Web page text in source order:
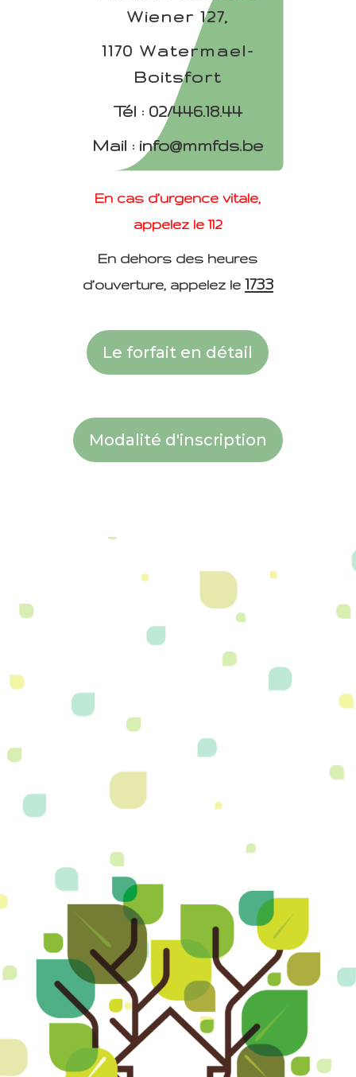
Wiener 127,
1170 Watermael-
Boitsfort
Tél : 02/446.18.44
Mail : info@mmfds.be
En cas d’urgence vitale,
appelez le 112
En dehors des heures
d’ouverture, appelez le 1733
Le forfait en détail
Modalité d'inscription